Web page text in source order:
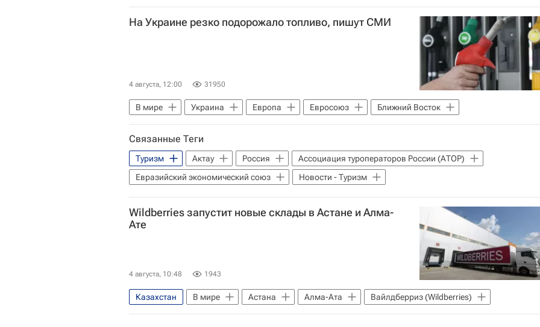
На Украине резко подорожало топливо, пишут СМИ
4 августа, 12:00 31950
В мире Украина Европа Евросоюз Ближний Восток
Связанные Теги
Туризм Актау Россия
Ассоциация туроператоров России (АТОР)
Евразийский экономический союз
Новости - Туризм
Wildberries запустит новые склады в Астане и Алма-
Ате
4 августа, 10:48 1943
Казахстан В мире Астана Алма-Ата Вайлдберриз (Wildberries)